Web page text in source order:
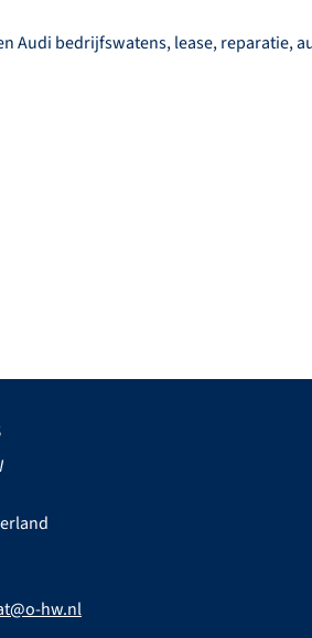
Audi bedrijfswatens, lease, reparatie,
hw.nl